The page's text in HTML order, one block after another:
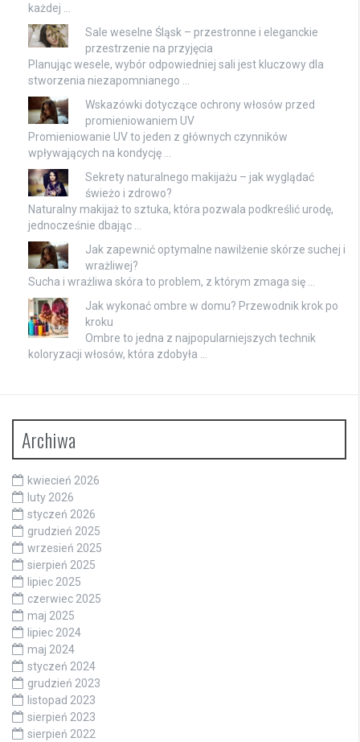
każdej …
Sale weselne Śląsk – przestronne i eleganckie
przestrzenie na przyjęcia
Planując wesele, wybór odpowiedniej sali jest kluczowy dla
stworzenia niezapomnianego …
Wskazówki dotyczące ochrony włosów przed
promieniowaniem UV
Promieniowanie UV to jeden z głównych czynników
wpływających na kondycję …
Sekrety naturalnego makijażu – jak wyglądać
świeżo i zdrowo?
Naturalny makijaż to sztuka, która pozwala podkreślić urodę,
jednocześnie dbając …
Jak zapewnić optymalne nawilżenie skórze suchej i
wrażliwej?
Sucha i wrażliwa skóra to problem, z którym zmaga się …
Jak wykonać ombre w domu? Przewodnik krok po
kroku
Ombre to jedna z najpopularniejszych technik
koloryzacji włosów, która zdobyła …
Archiwa
kwiecień 2026
luty 2026
styczeń 2026
grudzień 2025
wrzesień 2025
sierpień 2025
lipiec 2025
czerwiec 2025
maj 2025
lipiec 2024
maj 2024
styczeń 2024
grudzień 2023
listopad 2023
sierpień 2023
sierpień 2022